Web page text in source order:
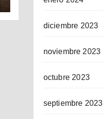
diciembre 2023
noviembre 2023
octubre 2023
septiembre 2023